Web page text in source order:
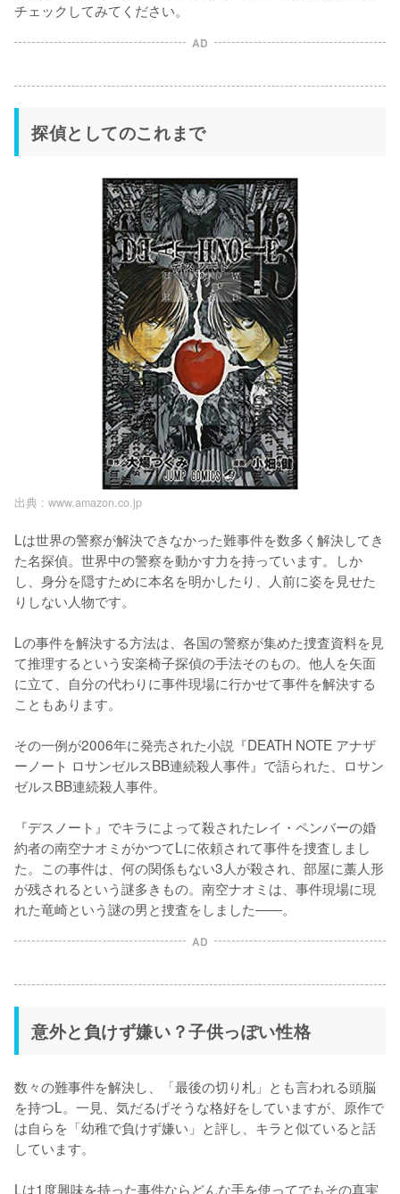
チェックしてみてください。
AD
探偵としてのこれまで
出典 : www.amazon.co.jp
Lは世界の警察が解決できなかった難事件を数多く解決してき
た名探偵。世界中の警察を動かす力を持っています。しか
し、身分を隠すために本名を明かしたり、人前に姿を見せた
りしない人物です。
Lの事件を解決する方法は、各国の警察が集めた捜査資料を見
て推理するという安楽椅子探偵の手法そのもの。他人を矢面
に立て、自分の代わりに事件現場に行かせて事件を解決する
こともあります。
その一例が2006年に発売された小説『DEATH NOTE アナザ
ーノート ロサンゼルスBB連続殺人事件』で語られた、ロサン
ゼルスBB連続殺人事件。
『デスノート』でキラによって殺されたレイ・ペンバーの婚
約者の南空ナオミがかつてLに依頼されて事件を捜査しまし
た。この事件は、何の関係もない3人が殺され、部屋に藁人形
が残されるという謎多きもの。南空ナオミは、事件現場に現
れた竜崎という謎の男と捜査をしました――。
AD
意外と負けず嫌い？子供っぽい性格
数々の難事件を解決し、「最後の切り札」とも言われる頭脳
を持つL。一見、気だるげそうな格好をしていますが、原作で
は自らを「幼稚で負けず嫌い」と評し、キラと似ていると話
しています。
Lは1度興味を持った事件ならどんな手を使ってでもその真実